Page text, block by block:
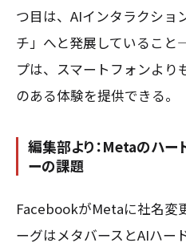
つ目は、AIインタラクショ
チ」へと発展しているこ
プは、スマートフォンより
のある体験を提供できる。
編集部より：Metaのハー
ーの課題
FacebookがMetaに社名変
ーグはメタバースとAIハー